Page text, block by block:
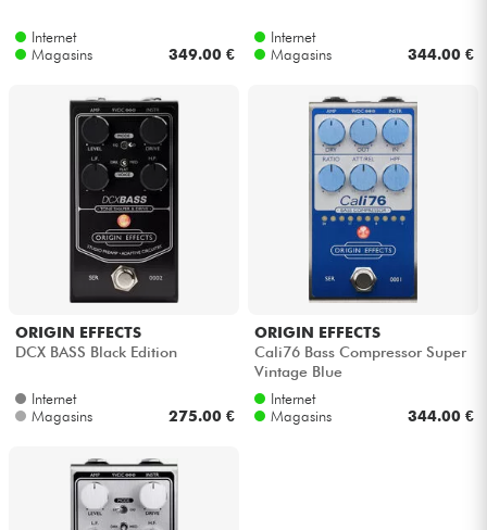
Vents
Violons & Quatuor
Eveil Musical
Câbles & Access.
HiFi
Packs
Internet
Magasins
349.00 €
Internet
Magasins
344.00 €
ORIGIN EFFECTS
DCX BASS Black Edition
Internet
Magasins
275.00 €
ORIGIN EFFECTS
Cali76 Bass Compressor Super
Vintage Blue
Internet
Magasins
344.00 €